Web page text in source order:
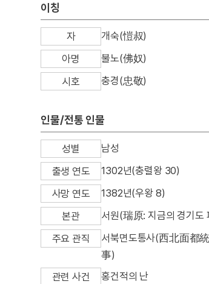
이칭
자
개숙(愷叔)
아명
불노(佛奴)
시호
충경(忠敬)
인물/전통 인물
성별
남성
출생 연도
1302년(충렬왕 30)
사망 연도
1382년(우왕 8)
본관
서원(瑞原: 지금의 경기도
주요 관직
서북면도통사(西北面都
事)
관련 사건
홍건적의 난